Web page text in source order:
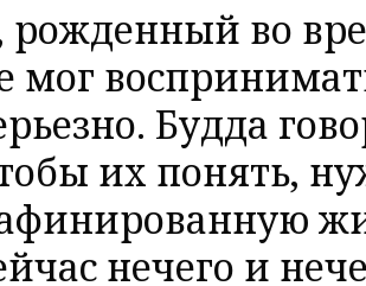
рожденный во
мог
Будда
их понять,
нечего и